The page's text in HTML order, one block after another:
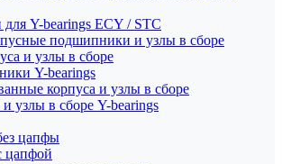
Y-bearings ECY / STC
подшипники и узлы в сборе
и узлы в сборе
Y-bearings
корпуса и узлы в сборе
узлы в сборе Y-bearings
цапфы
цапфой